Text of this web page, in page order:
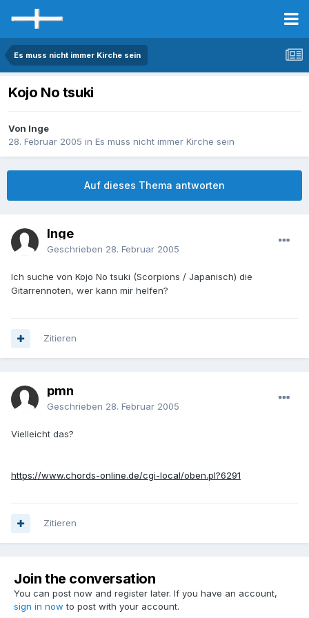
Es muss nicht immer Kirche sein
Kojo No tsuki
Von Inge
28. Februar 2005 in Es muss nicht immer Kirche sein
Auf dieses Thema antworten
Inge
Geschrieben 28. Februar 2005
Ich suche von Kojo No tsuki (Scorpions / Japanisch) die
Gitarrennoten, wer kann mir helfen?
Zitieren
pmn
Geschrieben 28. Februar 2005
Vielleicht das?
https://www.chords-online.de/cgi-local/oben.pl?6291
Zitieren
Join the conversation
You can post now and register later. If you have an account,
sign in now to post with your account.